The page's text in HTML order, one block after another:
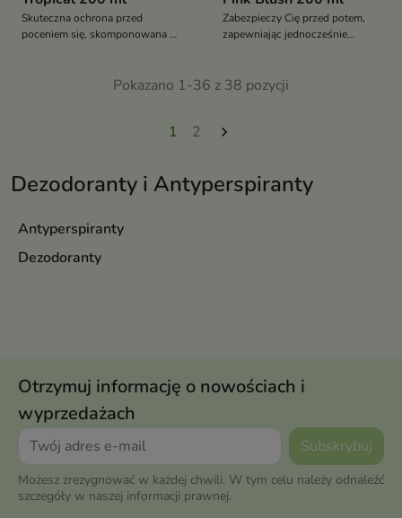
Dezodoranty i Antyperspiranty
Antyperspiranty
Dezodoranty
Skuteczna ochrona przed
poceniem się, skomponowana z
Zabezpieczy Cię przed potem,
zapewniając jednocześnie
Pokazano 1-36 z 38 pozycji
1 2 
Otrzymuj informację o nowościach i
wyprzedażach
Możesz zrezygnować w każdej chwili. W tym celu należy odnaleźć
szczegóły w naszej informacji prawnej.